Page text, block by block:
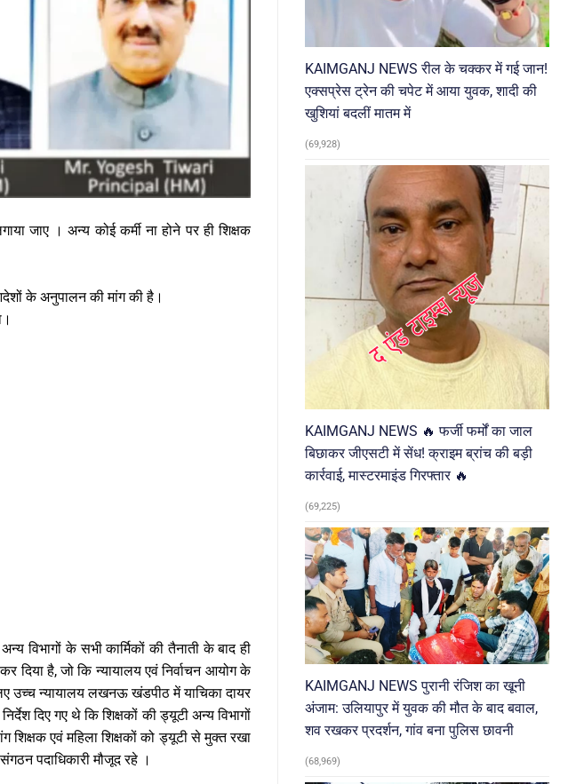
जाए । अन्य कोई कर्मी ना होने पर ही शिक्षक
के अनुपालन की मांग की है।
विभागों के सभी कार्मिकों की तैनाती के बाद ही
दिया है, जो कि न्यायालय एवं निर्वाचन आयोग के
उच्च न्यायालय लखनऊ खंडपीठ में याचिका दायर
दिए गए थे कि शिक्षकों की ड्यूटी अन्य विभागों
शिक्षक एवं महिला शिक्षकों को ड्यूटी से मुक्त रखा
पदाधिकारी मौजूद रहे ।
KAIMGANJ NEWS रील के चक्कर में गई जान!
एक्सप्रेस ट्रेन की चपेट में आया युवक, शादी की
खुशियां बदलीं मातम में
(69,928)
KAIMGANJ NEWS 🔥 फर्जी फर्मों का जाल
बिछाकर जीएसटी में सेंध! क्राइम ब्रांच की बड़ी
कार्रवाई, मास्टरमाइंड गिरफ्तार 🔥
(69,225)
KAIMGANJ NEWS पुरानी रंजिश का खूनी
अंजाम: उलियापुर में युवक की मौत के बाद बवाल,
शव रखकर प्रदर्शन, गांव बना पुलिस छावनी
(68,969)